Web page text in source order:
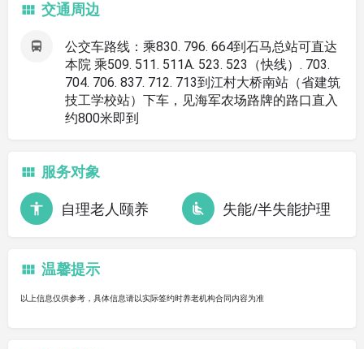
交通周边
公交车路线：乘830. 796. 664到石马总站可直达
本院 乘509. 511. 511A. 523. 523（快线）. 703.
704. 706. 837. 712. 713到江村大桥南站（省建筑
技工学校站）下车，见海军农场路牌的路口直入
约800米即到
服务对象
自理老人颐养 失能/半失能护理
温馨提示
以上信息仅供参考，具体信息请以实际签约时养老机构合同内容为准